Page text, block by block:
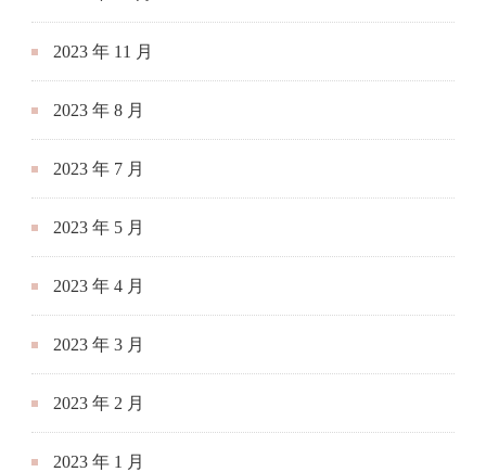
2023 年 11 月
2023 年 8 月
2023 年 7 月
2023 年 5 月
2023 年 4 月
2023 年 3 月
2023 年 2 月
2023 年 1 月